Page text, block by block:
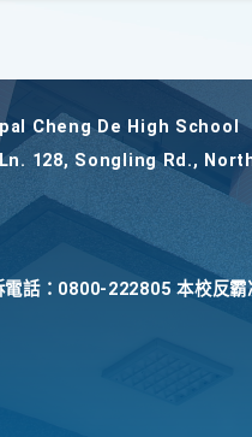
Cheng De High School
128, Songling Rd.,
話：0800-222805 本校反